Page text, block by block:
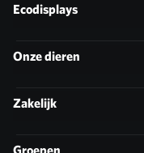
Ecodisplays
Onze dieren
Zakelijk